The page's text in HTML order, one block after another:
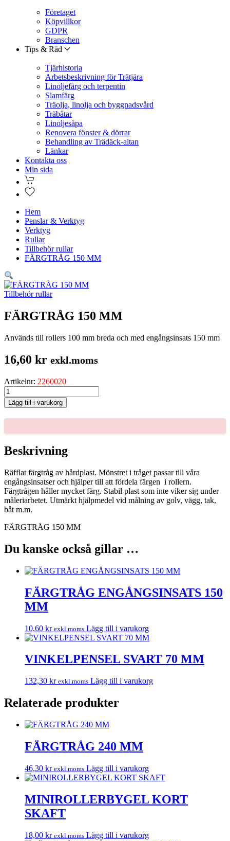
Företaget
Köpvillkor
GDPR
Branschen
Tips & Råd
Tjärhistoria
Arbetsbeskrivning för Trätjära
Linoljefärg och terpentin
Slamfärg
Träolja, linolja och byggnadsvård
Träbåtar
Linoljesåpa
Renovera fönster & dörrar
Behandling av Trädäck-altan
Länkar
Kontakta oss
Min sida
Hem
Penslar & Verktyg
Verktyg
Rullar
Tillbehör rullar
FÄRGTRÅG 150 MM
Tillbehör rullar
FÄRGTRÅG 150 MM
Används till rollers 100 mm breda och med engångsinsats 150 mm
16,60 kr exkl.moms
Artikelnr: 2260020
FÄRGTRÅG
150
MM
mängd
Lägg till i varukorg
Beskrivning
Räfflat färgtråg av hårdplast. Mönstret i tråget passar till våra
engångsinsatser och hjälper till att fördela färgen i rollern.
Färgtrågen håller mycket färg. Stabil plast som inte viker sig under
måleriarbetet. Utmärkt hjälpmedel vid målning av golv, vägg, tak,
båt m.m.
FÄRGTRÅG 150 MM
Du kanske också gillar …
FÄRGTRÅG ENGÅNGSINSATS 150
MM
10,60 kr exkl.moms Lägg till i varukorg
VINKELPENSEL SVART 70 MM
132,30 kr exkl.moms Lägg till i varukorg
Relaterade produkter
FÄRGTRÅG 240 MM
46,30 kr exkl.moms Lägg till i varukorg
MINIROLLERBYGEL KORT
SKAFT
18,00 kr exkl.moms Lägg till i varukorg